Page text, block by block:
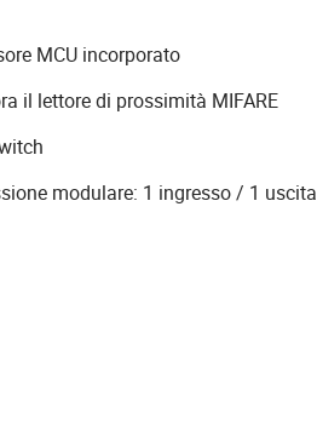
MCU incorporato
il lettore di prossimità MIFARE
modulare: 1 ingresso / 1 uscita